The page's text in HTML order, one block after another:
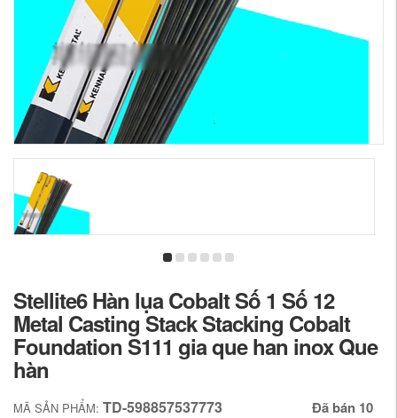
Stellite6 Hàn lụa Cobalt Số 1 Số 12
Metal Casting Stack Stacking Cobalt
Foundation S111 gia que han inox Que
hàn
MÃ SẢN PHẨM: TD-598857537773 Đã bán 10